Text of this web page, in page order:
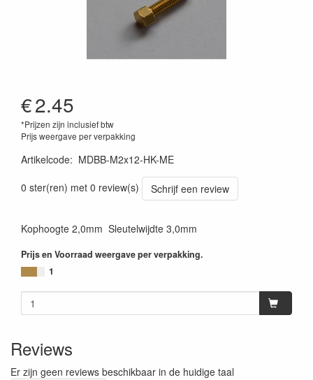
€2.45
*Prijzen zijn inclusief btw
Prijs weergave per verpakking
Artikelcode: MDBB-M2x12-HK-ME
0 ster(ren) met 0 review(s)
Schrijf een review
Kophoogte 2,0mm Sleutelwijdte 3,0mm
Prijs en Voorraad weergave per verpakking.
1
Reviews
Er zijn geen reviews beschikbaar in de huidige taal